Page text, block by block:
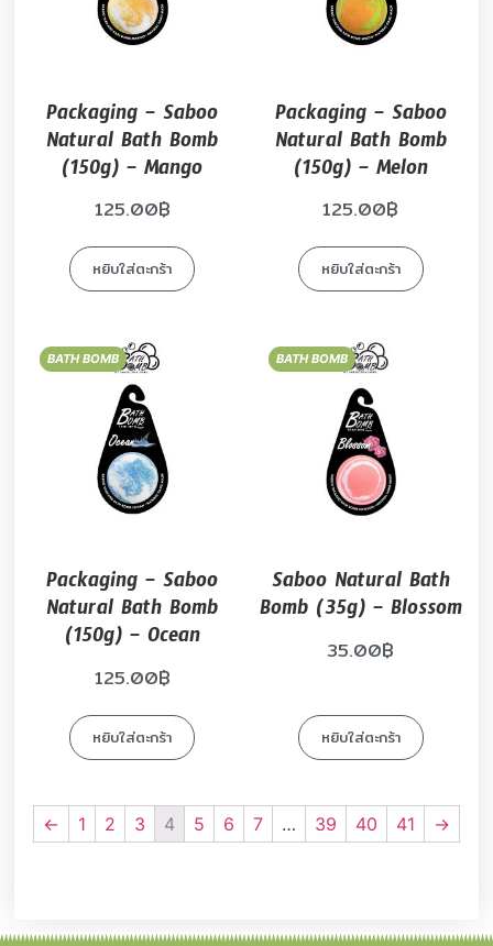
Packaging – Saboo
Natural Bath Bomb
(150g) – Mango
125.00฿
หยิบใส่ตะกร้า
Packaging – Saboo
Natural Bath Bomb
(150g) – Melon
125.00฿
หยิบใส่ตะกร้า
BATH BOMB
Packaging – Saboo
Natural Bath Bomb
(150g) – Ocean
125.00฿
หยิบใส่ตะกร้า
BATH BOMB
Saboo Natural Bath
Bomb (35g) – Blossom
35.00฿
หยิบใส่ตะกร้า
← 1 2 3 4 5 6 7 … 39 40 41 →